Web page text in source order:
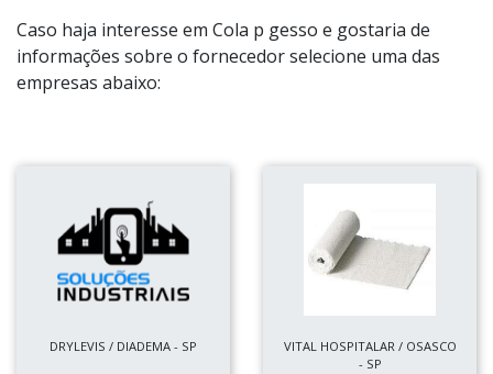
Caso haja interesse em Cola p gesso e gostaria de
informações sobre o fornecedor selecione uma das
empresas abaixo:
DRYLEVIS / DIADEMA - SP
VITAL HOSPITALAR / OSASCO
- SP